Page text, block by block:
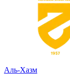
Аль-Хазм